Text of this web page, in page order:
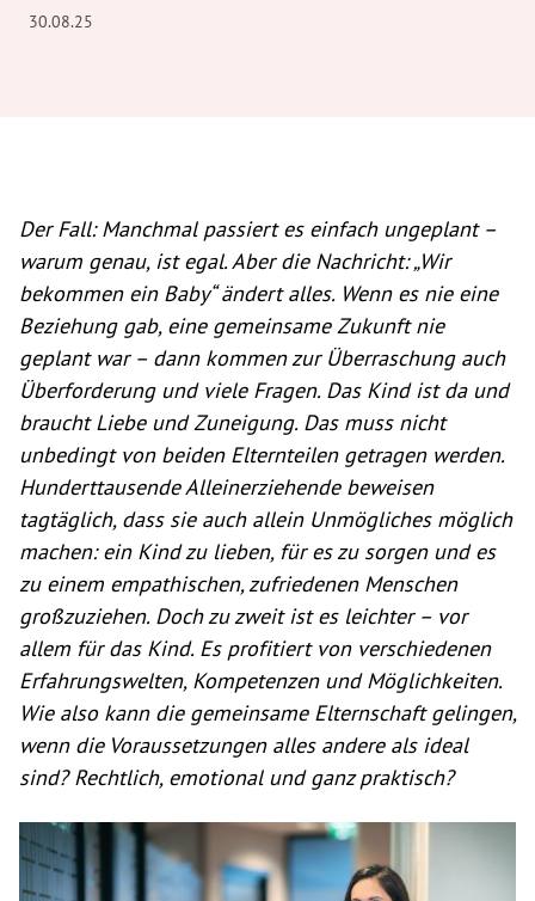
30.08.25
Der Fall: Manchmal passiert es einfach ungeplant –
warum genau, ist egal. Aber die Nachricht: „Wir
bekommen ein Baby“ ändert alles. Wenn es nie eine
Beziehung gab, eine gemeinsame Zukunft nie
geplant war – dann kommen zur Überraschung auch
Überforderung und viele Fragen. Das Kind ist da und
braucht Liebe und Zuneigung. Das muss nicht
unbedingt von beiden Elternteilen getragen werden.
Hunderttausende Alleinerziehende beweisen
tagtäglich, dass sie auch allein Unmögliches möglich
machen: ein Kind zu lieben, für es zu sorgen und es
zu einem empathischen, zufriedenen Menschen
großzuziehen. Doch zu zweit ist es leichter – vor
allem für das Kind. Es profitiert von verschiedenen
Erfahrungswelten, Kompetenzen und Möglichkeiten.
Wie also kann die gemeinsame Elternschaft gelingen,
wenn die Voraussetzungen alles andere als ideal
sind? Rechtlich, emotional und ganz praktisch?